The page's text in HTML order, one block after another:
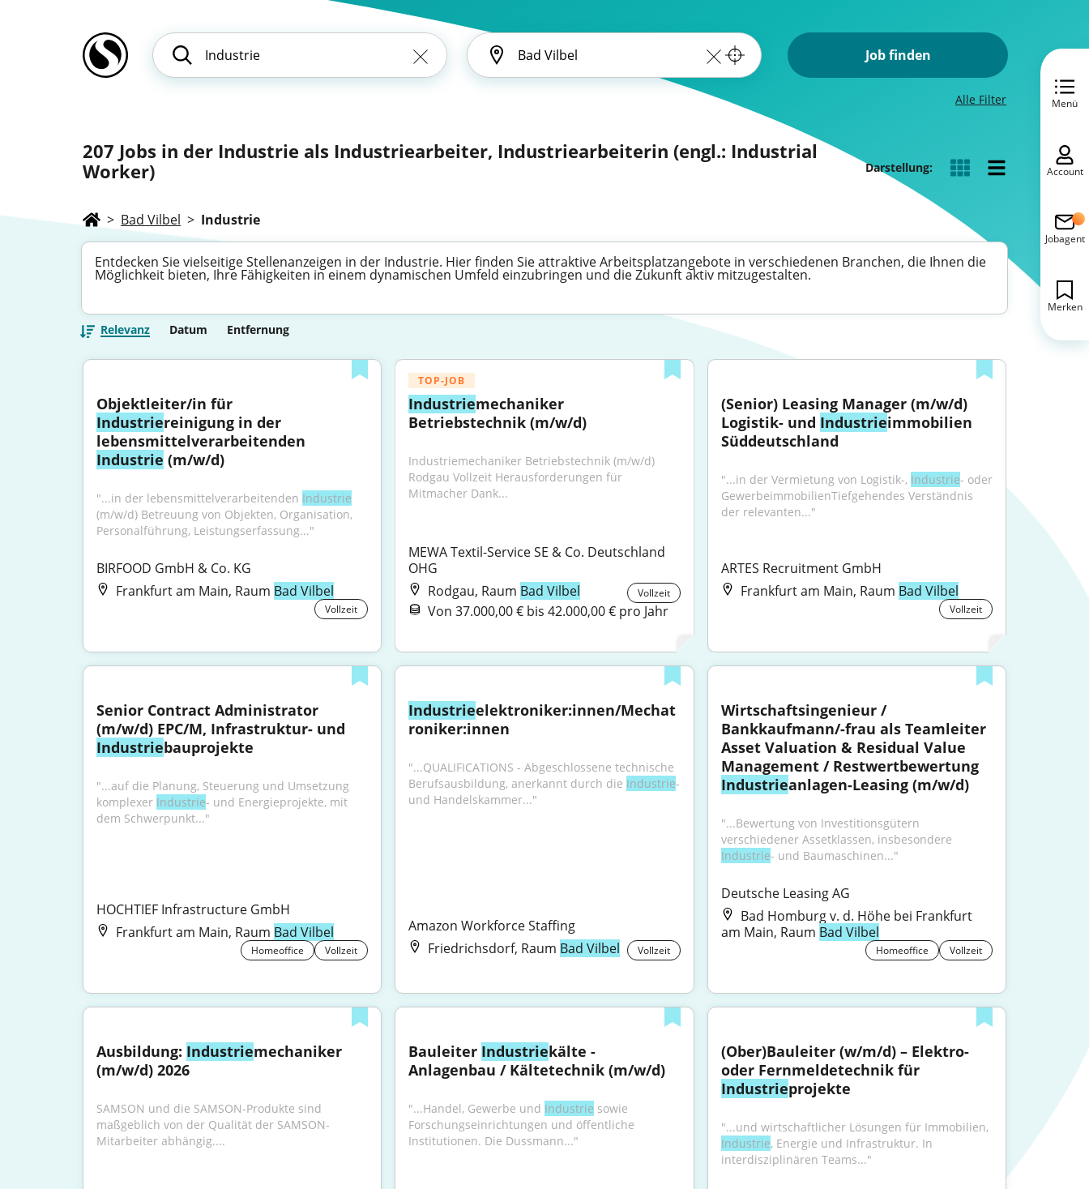
Job finden
Alle Filter
207 Jobs in der Industrie als Industriearbeiter, Industriearbeiterin (engl.: Industrial
Worker)
Darstellung:
> Bad Vilbel > Industrie
Entdecken Sie vielseitige Stellenanzeigen in der Industrie. Hier finden Sie attraktive Arbeitsplatzangebote in verschiedenen Branchen, die Ihnen die
Möglichkeit bieten, Ihre Fähigkeiten in einem dynamischen Umfeld einzubringen und die Zukunft aktiv mitzugestalten.
Relevanz Datum Entfernung
Industriereinigung in der
Industrie (m/w/d)
"...in der lebensmittelverarbeitenden Industrie
(m/w/d) Betreuung von Objekten, Organisation,
Personalführung, Leistungserfassung..."
BIRFOOD GmbH & Co. KG
Frankfurt am Main, Raum Bad Vilbel
Vollzeit
TOP-JOB
Industriemechaniker
Betriebstechnik (m/w/d)
Industriemechaniker Betriebstechnik (m/w/d)
Rodgau Vollzeit Herausforderungen für
Mitmacher Dank...
MEWA Textil-Service SE & Co. Deutschland
OHG
Rodgau, Raum Bad Vilbel Vollzeit
Von 37.000,00 € bis 42.000,00 € pro Jahr
(Senior) Leasing Manager (m/w/d)
Logistik- und Industrieimmobilien
Süddeutschland
"...in der Vermietung von Logistik-, Industrie- oder
GewerbeimmobilienTiefgehendes Verständnis
der relevanten..."
ARTES Recruitment GmbH
Frankfurt am Main, Raum Bad Vilbel
Vollzeit
Senior Contract Administrator
Industriebauprojekte
"...auf die Planung, Steuerung und Umsetzung
komplexer Industrie- und Energieprojekte, mit
dem Schwerpunkt..."
HOCHTIEF Infrastructure GmbH
Frankfurt am Main, Raum Bad Vilbel
Homeoffice Vollzeit
Industrieelektroniker:innen/Mechat
roniker:innen
"...QUALIFICATIONS - Abgeschlossene technische
Berufsausbildung, anerkannt durch die Industrie-
und Handelskammer..."
Amazon Workforce Staffing
Friedrichsdorf, Raum Bad Vilbel Vollzeit
Wirtschaftsingenieur /
Bankkaufmann/-frau als Teamleiter
Asset Valuation & Residual Value
Management / Restwertbewertung
Industrieanlagen-Leasing (m/w/d)
"...Bewertung von Investitionsgütern
Industrie- und Baumaschinen..."
Deutsche Leasing AG
Bad Homburg v. d. Höhe bei Frankfurt
am Main, Raum Bad Vilbel
Homeoffice Vollzeit
Ausbildung: Industriemechaniker
(m/w/d) 2026
SAMSON und die SAMSON-Produkte sind
maßgeblich von der Qualität der SAMSON-
Mitarbeiter abhängig....
Bauleiter Industriekälte -
Anlagenbau / Kältetechnik (m/w/d)
"...Handel, Gewerbe und Industrie sowie
Forschungseinrichtungen und öffentliche
Institutionen. Die Dussmann..."
(Ober)Bauleiter (w/m/d) – Elektro-
oder Fernmeldetechnik für
Industrieprojekte
"...und wirtschaftlicher Lösungen für Immobilien,
Industrie, Energie und Infrastruktur. In
interdisziplinären Teams..."
Menü
Account
Jobagent
Merken